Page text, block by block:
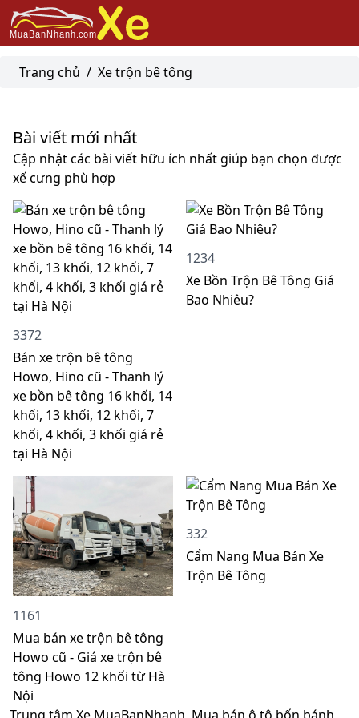
Trang chủ / Xe trộn bê tông
Bài viết mới nhất
Cập nhật các bài viết hữu ích nhất giúp bạn chọn được
xế cưng phù hợp
3372
Bán xe trộn bê tông
Howo, Hino cũ - Thanh lý
xe bồn bê tông 16 khối, 14
khối, 13 khối, 12 khối, 7
khối, 4 khối, 3 khối giá rẻ
tại Hà Nội
1234
Xe Bồn Trộn Bê Tông Giá
Bao Nhiêu?
1161
Mua bán xe trộn bê tông
Howo cũ - Giá xe trộn bê
tông Howo 12 khối từ Hà
Nội
332
Cẩm Nang Mua Bán Xe
Trộn Bê Tông